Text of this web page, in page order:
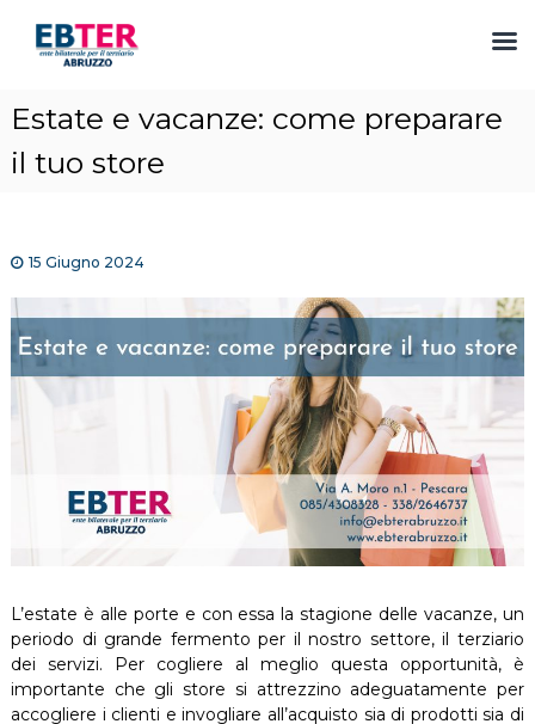
Estate e vacanze: come preparare
il tuo store
15 Giugno 2024
L’estate è alle porte e con essa la stagione delle vacanze, un
periodo di grande fermento per il nostro settore, il terziario
dei servizi. Per cogliere al meglio questa opportunità, è
importante che gli store si attrezzino adeguatamente per
accogliere i clienti e invogliare all’acquisto sia di prodotti sia di